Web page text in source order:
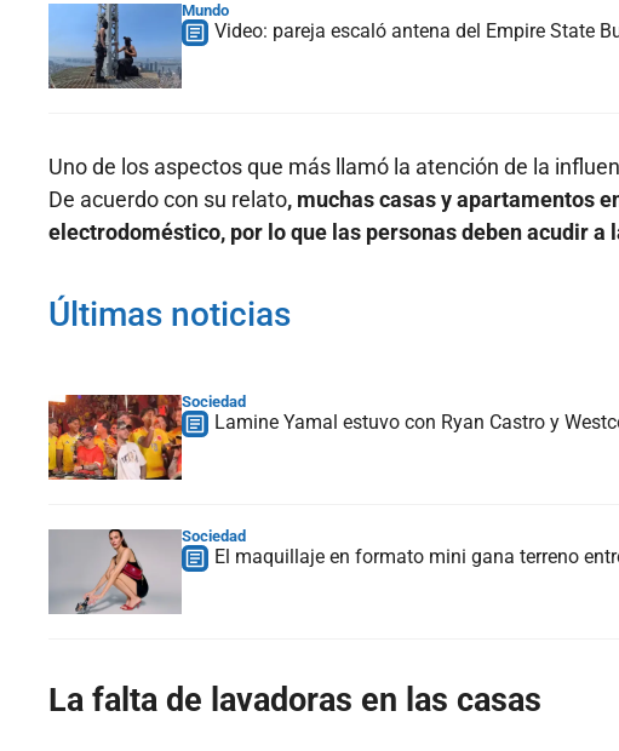
Mundo
Video: pareja escaló antena del Empire State
Uno de los aspectos que más llamó la atención de la
De acuerdo con su relato, muchas casas y apartamentos
electrodoméstico, por lo que las personas deben acudir
Últimas noticias
Sociedad
Lamine Yamal estuvo con Ryan Castro y
Sociedad
El maquillaje en formato mini gana terreno
La falta de lavadoras en las casas